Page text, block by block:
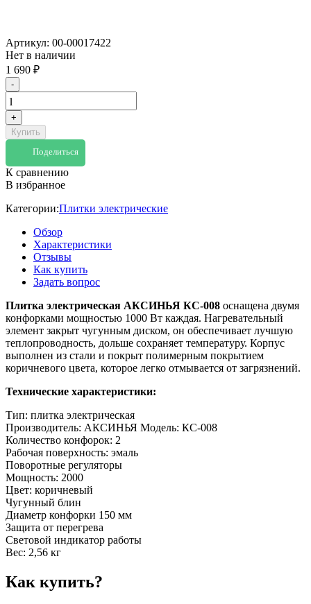
Артикул: 00-00017422
Нет в наличии
1 690 ₽
-
+
Купить
Поделиться
К сравнению
В избранное
Категории:Плитки электрические
Обзор
Характеристики
Отзывы
Как купить
Задать вопрос
Плитка электрическая АКСИНЬЯ КС-008 оснащена двумя
конфорками мощностью 1000 Вт каждая. Нагревательный
элемент закрыт чугунным диском, он обеспечивает лучшую
теплопроводность, дольше сохраняет температуру. Корпус
выполнен из стали и покрыт полимерным покрытием
коричневого цвета, которое легко отмывается от загрязнений.
Технические характеристики:
Тип: плитка электрическая
Производитель: АКСИНЬЯ Модель: КС-008
Количество конфорок: 2
Рабочая поверхность: эмаль
Поворотные регуляторы
Мощность: 2000
Цвет: коричневый
Чугунный блин
Диаметр конфорки 150 мм
Защита от перегрева
Световой индикатор работы
Вес: 2,56 кг
Как купить?